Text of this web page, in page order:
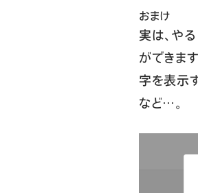
おまけ
実は、や
ができま
字を表示
など…。